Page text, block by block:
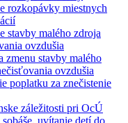
rozkopávky miestnych
stavby malého zdroja
ovzdušia
zmenu stavby malého
ovzdušia
poplatku za znečistenie
záležitosti pri OcÚ
uvítanie detí do